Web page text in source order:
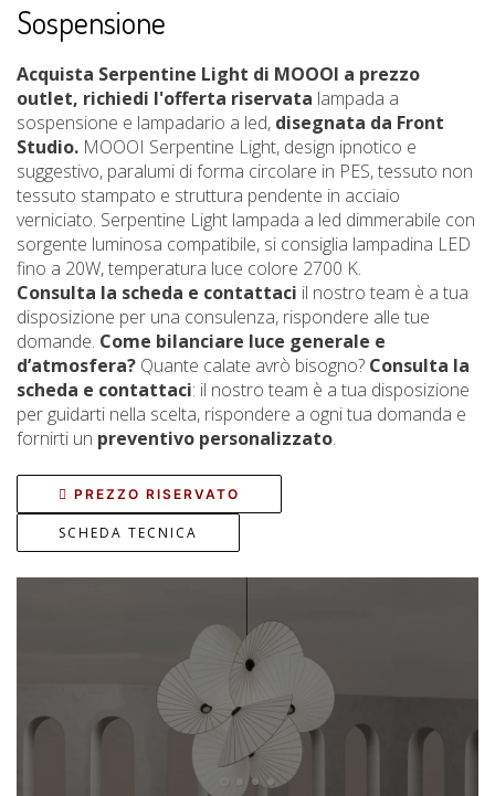
Sospensione
Acquista Serpentine Light di MOOOI a prezzo
outlet, richiedi l'offerta riservata lampada a
sospensione e lampadario a led, disegnata da Front
Studio. MOOOI Serpentine Light, design ipnotico e
suggestivo, paralumi di forma circolare in PES, tessuto non
tessuto stampato e struttura pendente in acciaio
verniciato. Serpentine Light lampada a led dimmerabile con
sorgente luminosa compatibile, si consiglia lampadina LED
fino a 20W, temperatura luce colore 2700 K.
Consulta la scheda e contattaci il nostro team è a tua
disposizione per una consulenza, rispondere alle tue
domande. Come bilanciare luce generale e
d’atmosfera? Quante calate avrò bisogno? Consulta la
scheda e contattaci: il nostro team è a tua disposizione
per guidarti nella scelta, rispondere a ogni tua domanda e
fornirti un preventivo personalizzato.
PREZZO RISERVATO
SCHEDA TECNICA